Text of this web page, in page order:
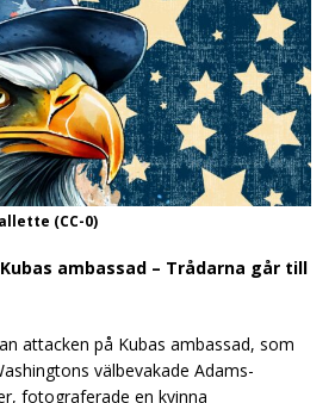
(CC-0)
ambassad – Trådarna går till
attacken på Kubas ambassad, som
välbevakade Adams-
fotograferade en kvinna